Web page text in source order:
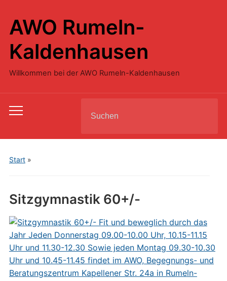
AWO Rumeln-
Kaldenhausen
Willkommen bei der AWO Rumeln-Kaldenhausen
Toggle
menu
for:
Start»
Sitzgymnastik 60+/-